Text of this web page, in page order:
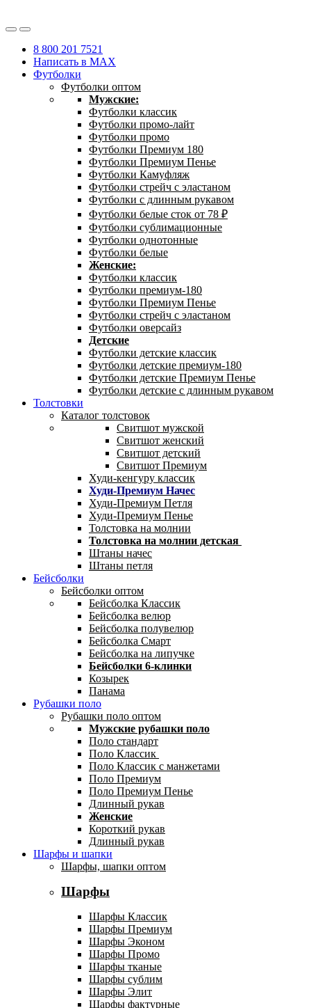
8 800 201 7521
Написать в MAX
Футболки
Футболки оптом
Мужские:
Футболки классик
Футболки промо-лайт
Футболки промо
Футболки Премиум 180
Футболки Премиум Пенье
Футболки Камуфляж
Футболки стрейч с эластаном
Футболки с длинным рукавом
Футболки белые сток от 78 ₽
Футболки сублимационные
Футболки однотонные
Футболки белые
Женские:
Футболки классик
Футболки премиум-180
Футболки Премиум Пенье
Футболки стрейч с эластаном
Футболки оверсайз
Детские
Футболки детские классик
Футболки детские премиум-180
Футболки детские Премиум Пенье
Футболки детские с длинным рукавом
Толстовки
Каталог толстовок
Свитшот мужской
Свитшот женский
Свитшот детский
Свитшот Премиум
Худи-кенгуру классик
Худи-Премиум Начес
Худи-Премиум Петля
Худи-Премиум Пенье
Толстовка на молнии
Толстовка на молнии детская
Штаны начес
Штаны петля
Бейсболки
Бейсболки оптом
Бейсболка Классик
Бейсболка велюр
Бейсболка полувелюр
Бейсболка Смарт
Бейсболка на липучке
Бейсболки 6-клинки
Козырек
Панама
Рубашки поло
Рубашки поло оптом
Мужские рубашки поло
Поло стандарт
Поло Классик
Поло Классик с манжетами
Поло Премиум
Поло Премиум Пенье
Длинный рукав
Женские
Короткий рукав
Длинный рукав
Шарфы и шапки
Шарфы, шапки оптом
Шарфы
Шарфы Классик
Шарфы Премиум
Шарфы Эконом
Шарфы Промо
Шарфы тканые
Шарфы сублим
Шарфы Элит
Шарфы фактурные